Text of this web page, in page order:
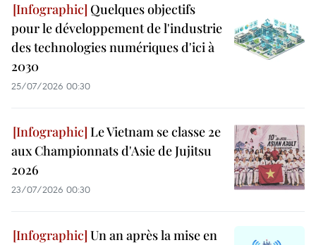
Quelques objectifs
pour le développement de l'industrie
des technologies numériques d'ici à
2030
25/07/2026 00:30
Le Vietnam se classe 2e
aux Championnats d'Asie de Jujitsu
2026
23/07/2026 00:30
Un an après la mise en